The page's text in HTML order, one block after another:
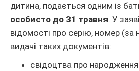
дитина, подається одним із
особисто до 31 травня. У
відомості про серію, номер (за
видачі таких документів:
свідоцтва про